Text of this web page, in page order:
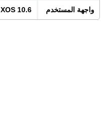
واجهة المستخدم XOS 10.6